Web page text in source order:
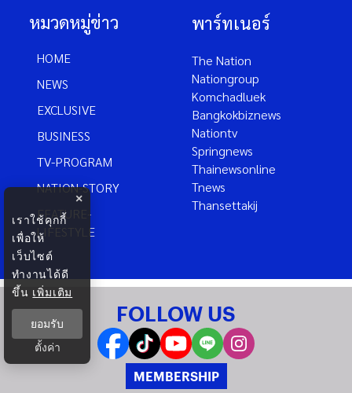
หมวดหมู่ข่าว
HOME
NEWS
EXCLUSIVE
BUSINESS
TV-PROGRAM
NATION-STORY
FEATURE-
LIFESTYLE
พาร์ทเนอร์
The Nation
Nationgroup
Komchadluek
Bangkokbiznews
Nationtv
Springnews
Thainewsonline
Tnews
Thansettakij
FOLLOW US
MEMBERSHIP
×
เราใช้คุกกี้
เพื่อให้
เว็บไซต์
ทำงานได้ดี
ขึ้น เพิ่มเติม
ยอมรับ
ตั้งค่า